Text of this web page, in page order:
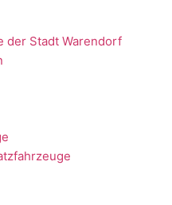
der Stadt Warendorf